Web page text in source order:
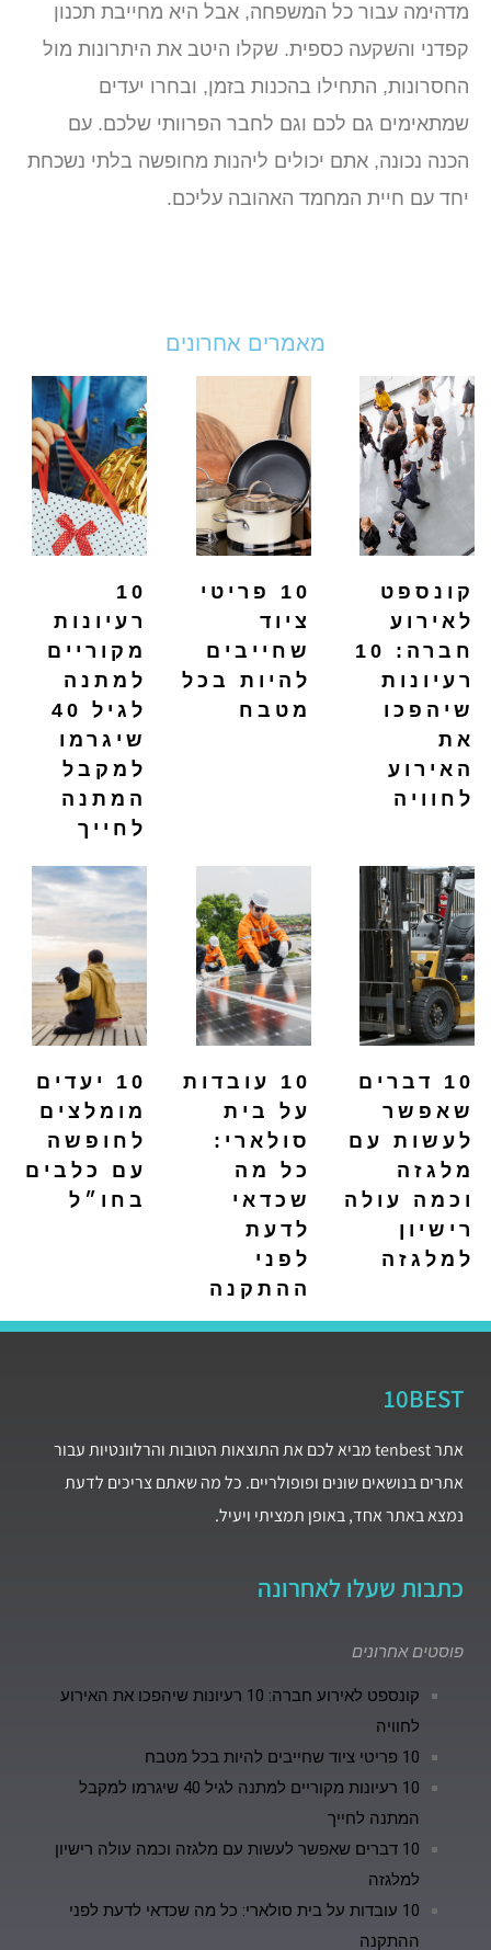
מדהימה עבור כל המשפחה, אבל היא מחייבת תכנון
קפדני והשקעה כספית. שקלו היטב את היתרונות מול
החסרונות, התחילו בהכנות בזמן, ובחרו יעדים
שמתאימים גם לכם וגם לחבר הפרוותי שלכם. עם
הכנה נכונה, אתם יכולים ליהנות מחופשה בלתי נשכחת
יחד עם חיית המחמד האהובה עליכם.
מאמרים אחרונים
קונספט
לאירוע
חברה: 10
רעיונות
שיהפכו
את
האירוע
לחוויה
10 פריטי
ציוד
שחייבים
להיות בכל
מטבח
10
רעיונות
מקוריים
למתנה
לגיל 40
שיגרמו
למקבל
המתנה
לחייך
10 דברים
שאפשר
לעשות עם
מלגזה
וכמה עולה
רישיון
למלגזה
10 עובדות
על בית
סולארי:
כל מה
שכדאי
לדעת
לפני
ההתקנה
10 יעדים
מומלצים
לחופשה
עם כלבים
בחו״ל
10BEST
אתר tenbest מביא לכם את התוצאות הטובות והרלוונטיות עבור
אתרים בנושאים שונים ופופולריים. כל מה שאתם צריכים לדעת
נמצא באתר אחד, באופן תמציתי ויעיל.
כתבות שעלו לאחרונה
פוסטים אחרונים
קונספט לאירוע חברה: 10 רעיונות שיהפכו את האירוע
לחוויה
10 פריטי ציוד שחייבים להיות בכל מטבח
10 רעיונות מקוריים למתנה לגיל 40 שיגרמו למקבל
המתנה לחייך
10 דברים שאפשר לעשות עם מלגזה וכמה עולה רישיון
למלגזה
10 עובדות על בית סולארי: כל מה שכדאי לדעת לפני
ההתקנה